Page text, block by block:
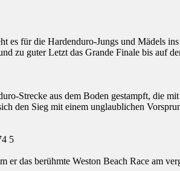
es für die Hardenduro-Jungs und Mädels
zu guter Letzt das Grande Finale bis auf
Strecke aus dem Boden gestampft, die
den Sieg mit einem unglaublichen
er das berühmte Weston Beach Race am